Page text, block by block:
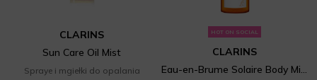
CLARINS
Sun Care Oil Mist
Spraye i mgiełki do opalania
HOT ON SOCIAL
CLARINS
Eau-en-Brume Solaire Body Mist SPF 50+